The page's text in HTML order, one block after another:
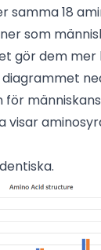
samma 18
som
gör dem
visar